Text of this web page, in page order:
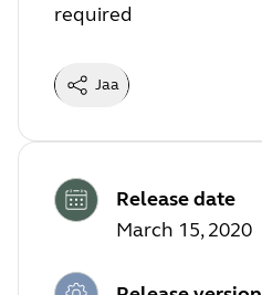
required
Jaa
Release date
March 15, 2020